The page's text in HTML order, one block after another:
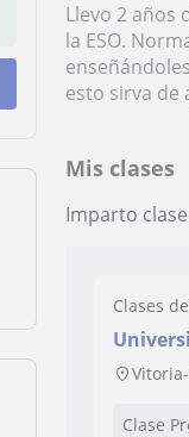
Llevo 2 años
la ESO.
esto sirva de
Mis clases
Imparto
Clases
Clase